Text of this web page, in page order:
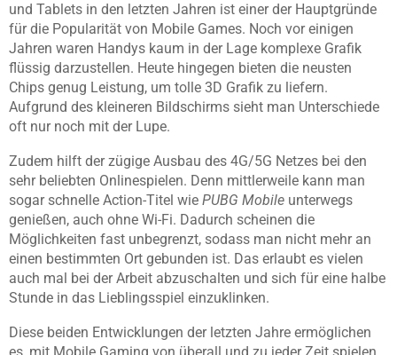
und Tablets in den letzten Jahren ist einer der Hauptgründe
für die Popularität von Mobile Games. Noch vor einigen
Jahren waren Handys kaum in der Lage komplexe Grafik
flüssig darzustellen. Heute hingegen bieten die neusten
Chips genug Leistung, um tolle 3D Grafik zu liefern.
Aufgrund des kleineren Bildschirms sieht man Unterschiede
oft nur noch mit der Lupe.
Zudem hilft der zügige Ausbau des 4G/5G Netzes bei den
sehr beliebten Onlinespielen. Denn mittlerweile kann man
sogar schnelle Action-Titel wie PUBG Mobile unterwegs
genießen, auch ohne Wi-Fi. Dadurch scheinen die
Möglichkeiten fast unbegrenzt, sodass man nicht mehr an
einen bestimmten Ort gebunden ist. Das erlaubt es vielen
auch mal bei der Arbeit abzuschalten und sich für eine halbe
Stunde in das Lieblingsspiel einzuklinken.
Diese beiden Entwicklungen der letzten Jahre ermöglichen